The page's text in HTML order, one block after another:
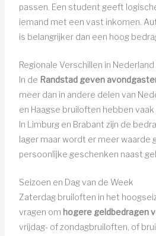
passen. Een student geeft
iemand met een vast inkomen.
is belangrijker dan een hoog
Regionale Verschillen in Nederland
In de Randstad geven
meer dan in andere delen van
en Haagse bruiloften hebben
In Limburg en Brabant zijn de
lager maar wordt er meer waarde
persoonlijke geschenken naast
Seizoen en Dag van de Week
Zaterdag bruiloften in het
vragen om hogere geldbedragen
vrijdag- of zondagbruiloften, of